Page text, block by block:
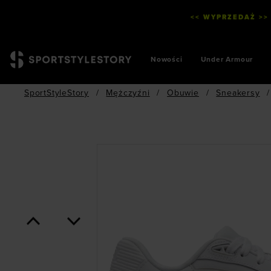
<< WYPRZEDAŻ
Nowości Under Armour
SportStyleStory / Mężczyźni / Obuwie / Sneakersy /
< >